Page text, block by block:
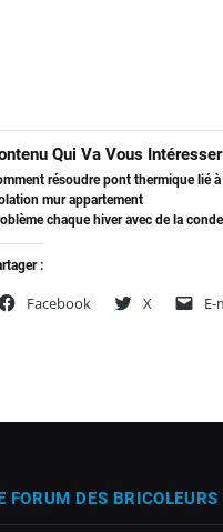
Qui Va Vous Intéresser
résoudre pont thermique lié à
mur appartement
chaque hiver avec de la
:
Facebook X E-
FORUM DES BRICOLEURS